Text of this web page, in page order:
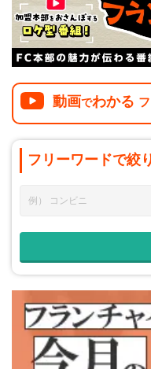
法人様オススメ
副業・サイドビジネス
週間ランキング
動画でわかる
フリーワードで絞